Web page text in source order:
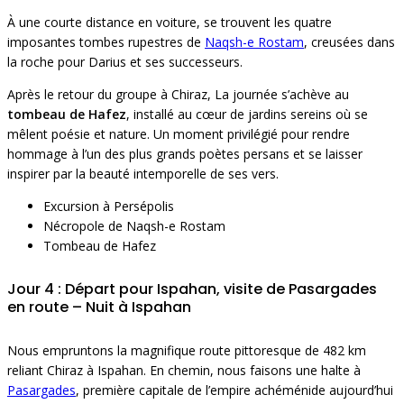
À une courte distance en voiture, se trouvent les quatre
imposantes tombes rupestres de Naqsh-e Rostam, creusées dans
la roche pour Darius et ses successeurs.
Après le retour du groupe à Chiraz, La journée s’achève au
tombeau de Hafez, installé au cœur de jardins sereins où se
mêlent poésie et nature. Un moment privilégié pour rendre
hommage à l’un des plus grands poètes persans et se laisser
inspirer par la beauté intemporelle de ses vers.
Excursion à Persépolis
Nécropole de Naqsh-e Rostam
Tombeau de Hafez
Jour 4 : Départ pour Ispahan, visite de Pasargades
en route – Nuit à Ispahan
Nous empruntons la magnifique route pittoresque de 482 km
reliant Chiraz à Ispahan. En chemin, nous faisons une halte à
Pasargades, première capitale de l’empire achéménide aujourd’hui